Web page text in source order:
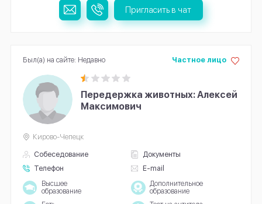
Пригласить в чат
Передержка животных: Алексей
Максимович
Собеседование
Документы
Телефон
E-mail
Частное лицо
Кирово-Чепецк
Высшее
образование
Дополнительное
образование
Был(а) на сайте: Недавно